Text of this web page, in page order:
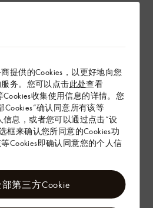
提供的Cookies，以更好地向您
务。您可以点击此处查看
Cookies收集使用信息的详情。您
Cookies”确认同意所有该等
信息，或者您可以通过点击“设
框来确认您所同意的Cookies功
Cookies即确认同意您的个人信
第三方Cookie